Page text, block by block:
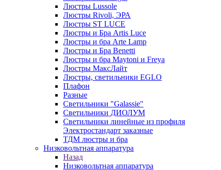
Люстры Lussole
Люстры Rivoli, ЭРА
Люстры ST LUCE
Люстры и Бра Artis Luce
Люстры и бра Arte Lamp
Люстры и Бра Benetti
Люстры и бра Maytoni и Freya
Люстры МаксЛайт
Люстры, светильники EGLO
Плафон
Разные
Светильники "Galassie"
Светильники ДИОЛУМ
Светильники линейные из профиля
Электростандарт заказные
ТДМ люстры и бра
Низковольтная аппаратура
Назад
Низковольтная аппаратура